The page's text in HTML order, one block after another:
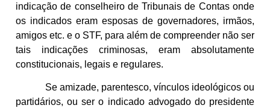
indicação de conselheiro de Tribunais de Contas onde
os indicados eram esposas de governadores, irmãos,
amigos etc. e o STF, para além de compreender não ser
tais indicações criminosas, eram absolutamente
constitucionais, legais e regulares.
Se amizade, parentesco, vínculos ideológicos ou
partidários, ou ser o indicado advogado do presidente